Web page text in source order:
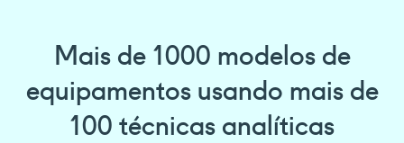
Mais de 1000 modelos de
equipamentos usando mais de
100 técnicas analíticas